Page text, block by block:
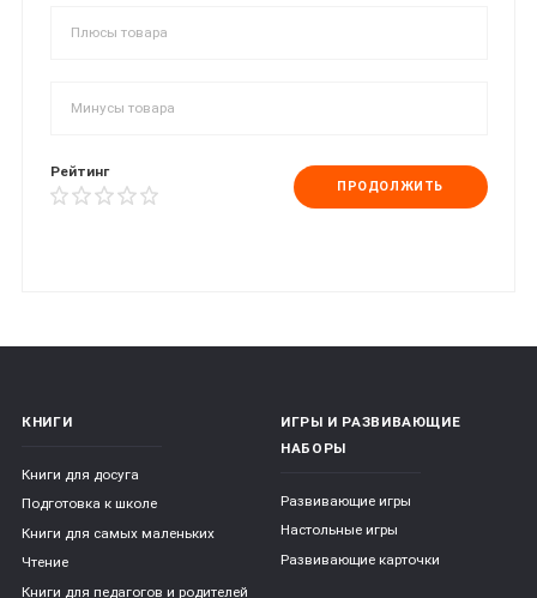
Рейтинг
ПРОДОЛЖИТЬ
КНИГИ
Книги для досуга
Подготовка к школе
Книги для самых маленьких
Чтение
Книги для педагогов и родителей
ИГРЫ И РАЗВИВАЮЩИЕ
НАБОРЫ
Развивающие игры
Настольные игры
Развивающие карточки